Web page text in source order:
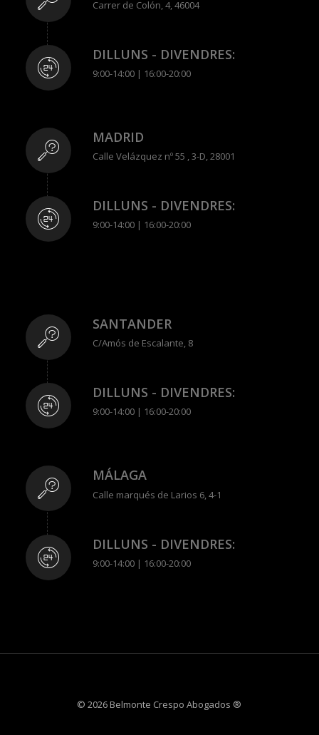
Carrer de Colón, 4, 46004
DILLUNS - DIVENDRES:
9:00-14:00 | 16:00-20:00
MADRID
Calle Velázquez nº 55 , 3-D, 28001
DILLUNS - DIVENDRES:
9:00-14:00 | 16:00-20:00
SANTANDER
C/Amós de Escalante, 8
DILLUNS - DIVENDRES:
9:00-14:00 | 16:00-20:00
MÁLAGA
Calle marqués de Larios 6, 4-1
DILLUNS - DIVENDRES:
9:00-14:00 | 16:00-20:00
© 2026 Belmonte Crespo Abogados ®